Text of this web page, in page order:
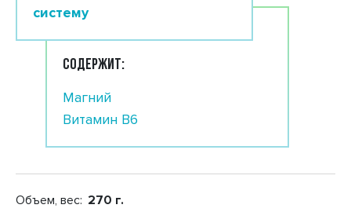
систему
СОДЕРЖИТ:
Магний
Витамин В6
Объем, вес: 270 г.